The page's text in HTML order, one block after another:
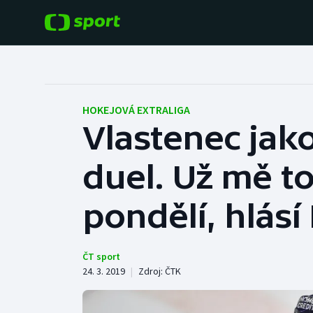
Hokej
Tenis
Cyklistika
Baseball a softbal
Basketbal
Biatlon
HOKEJOVÁ EXTRALIGA
Vlastenec
duel. Už mě
pondělí, hlásí
ČT sport
24. 3. 2019 | Zdroj: ČTK